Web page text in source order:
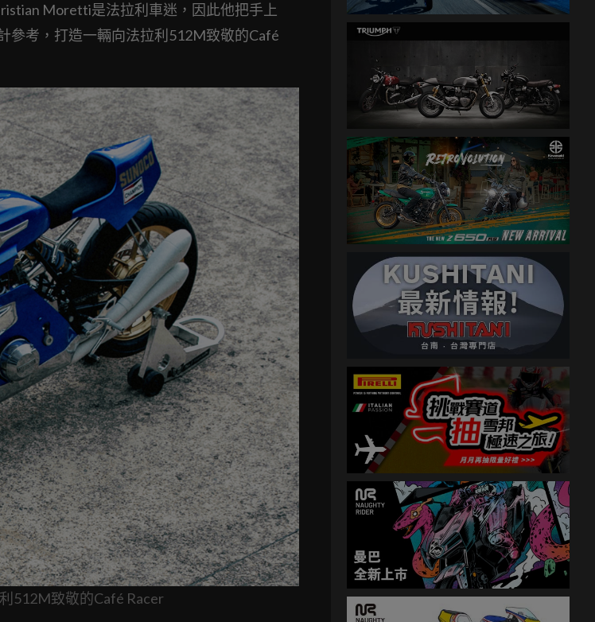
Moretti是法拉利車迷，因此他把手上
參考，打造一輛向法拉利512M致敬的Café
512M致敬的Café Racer